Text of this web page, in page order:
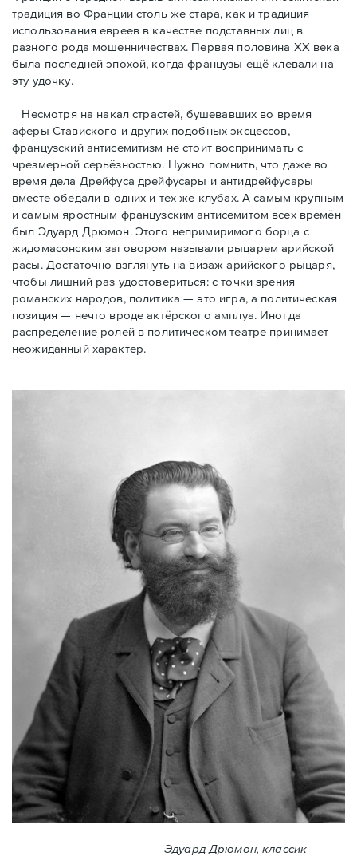
традиция во Франции столь же стара, как и традиция
использования евреев в качестве подставных лиц в
разного рода мошенничествах. Первая половина ХХ века
была последней эпохой, когда французы ещё клевали на
эту удочку.
Несмотря на накал страстей, бушевавших во время
аферы Ставиского и других подобных эксцессов,
французский антисемитизм не стоит воспринимать с
чрезмерной серьёзностью. Нужно помнить, что даже во
время дела Дрейфуса дрейфусары и антидрейфусары
вместе обедали в одних и тех же клубах. А самым крупным
и самым яростным французским антисемитом всех времён
был Эдуард Дрюмон. Этого непримиримого борца с
жидомасонским заговором называли рыцарем арийской
расы. Достаточно взглянуть на визаж арийского рыцаря,
чтобы лишний раз удостовериться: с точки зрения
романских народов, политика — это игра, а политическая
позиция — нечто вроде актёрского амплуа. Иногда
распределение ролей в политическом театре принимает
неожиданный характер.
Эдуард Дрюмон, классик